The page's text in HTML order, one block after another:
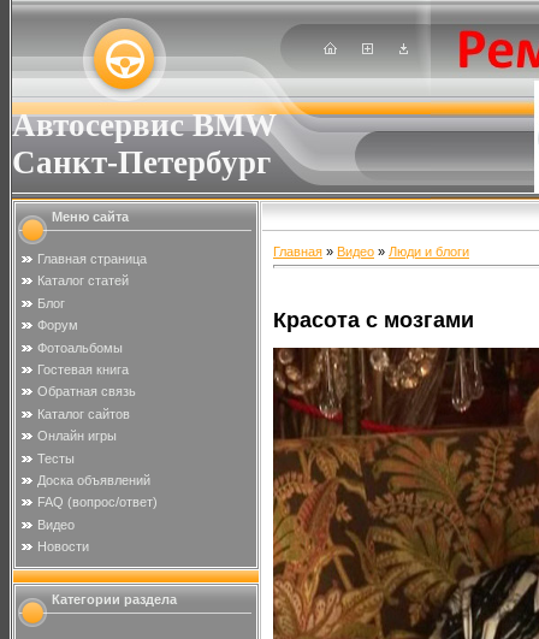
Автосервис BMW
Санкт-Петербург
Меню сайта
Главная страница
Каталог статей
Блог
Форум
Фотоальбомы
Гостевая книга
Обратная связь
Каталог сайтов
Онлайн игры
Тесты
Доска объявлений
FAQ (вопрос/ответ)
Видео
Новости
Категории раздела
Главная » Видео » Люди и блоги
Красота с мозгами